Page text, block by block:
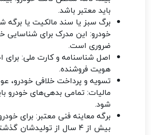
باید معتبر باشد.
برگ سبز یا سند مالکیت یا برگه
خودرو: این مدرک برای شناسایی
ضروری است.
اصل شناسنامه و کارت ملی: برای
هویت فروشنده.
تسویه و پرداخت خلافی خودرو،
مالیات: تمامی بدهی‌های خودرو
شود.
برگه معاینه فنی معتبر: برای
بیش از ۴ سال از تولیدشان گذشته است.